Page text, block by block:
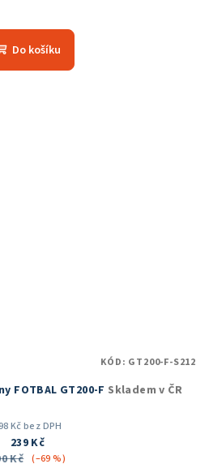
hodnocení
produktu
Do košíku
FOTBAL GT200-F Skladem v ČR
Kč bez DPH
239 Kč
Kč (–69 %)
KÓD: GT200-F-S212